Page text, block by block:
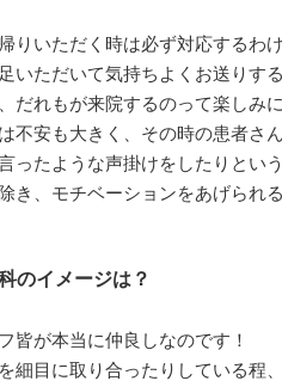
りいただく時は必ず対応するわけ
いただいて気持ちよくお送りす
だれもが来院するのって楽しみ
不安も大きく、その時の患者さ
ったような声掛けをしたりという
き、モチベーションをあげられ
のイメージは？
皆が本当に仲良しなのです！
細目に取り合ったりしている程